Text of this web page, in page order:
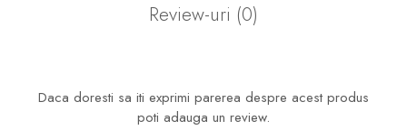
Review-uri (0)
Daca doresti sa iti exprimi parerea despre acest produs
poti adauga un review.